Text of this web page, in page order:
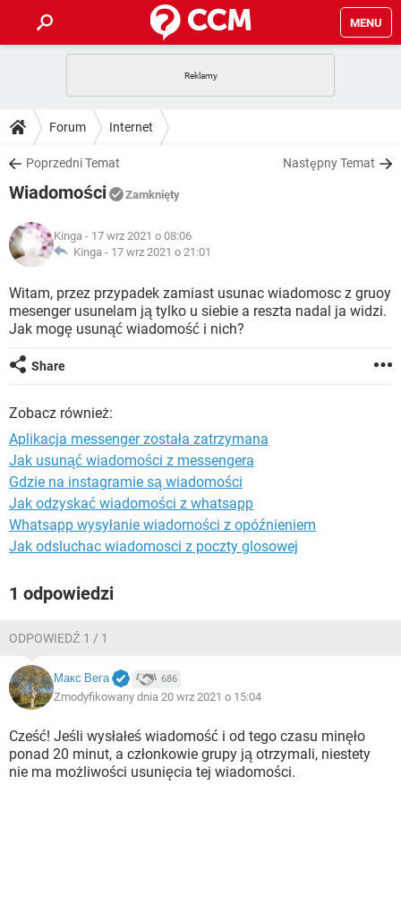
MENU
GRY
SPOTIFY
INSTAGRAM
WINDOWS 10
PORADY
PlayStation
INSTAGRAM
WINDOWS 10
DO POBRANIA
ANDROID
GRY
IOS
INSTAGRAM
WINDOWS 10
COVID-19
GRY
SPOTIFY NETFLIX
INSTAGRAM FACEBOOK
WINDOWS 10
ARTYKUŁY
COVID-19
GRY WHATSAPP
INSTAGRAM
WINDOWS 10
Forum Internet
Poprzedni Temat Następny Temat
Wiadomości Zamknięty
Kinga - 17 wrz 2021 o 08:06
Kinga - 17 wrz 2021 o 21:01
Witam, przez przypadek zamiast usunac wiadomosc z gruoy
mesenger usunelam ją tylko u siebie a reszta nadal ja widzi.
Jak mogę usunąć wiadomość i nich?
Share
Zobacz również:
Aplikacja messenger została zatrzymana
Jak usunąć wiadomości z messengera
Gdzie na instagramie są wiadomości
Jak odzyskać wiadomości z whatsapp
Whatsapp wysyłanie wiadomości z opóźnieniem
Jak odsluchac wiadomosci z poczty glosowej
1 odpowiedzi
ODPOWIEDŹ 1 / 1
Макс Вега 686
Zmodyfikowany dnia 20 wrz 2021 o 15:04
Cześć! Jeśli wysłałeś wiadomość i od tego czasu minęło
ponad 20 minut, a członkowie grupy ją otrzymali, niestety
nie ma możliwości usunięcia tej wiadomości.